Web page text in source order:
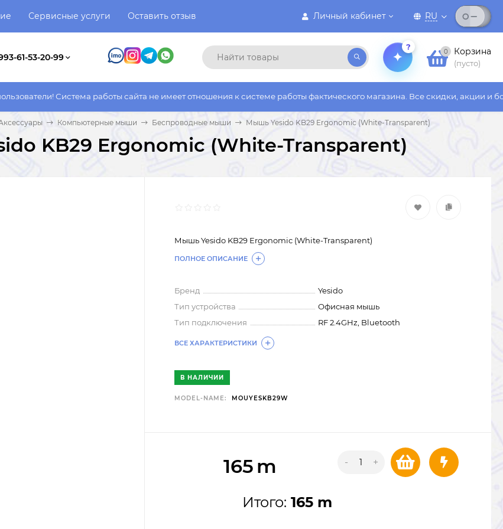
Личный кабинет RU
Сервисные услуги Оставить отзыв
61-53-20-99
?
0 Корзина
(пусто)
Система работы сайта не имеет отношения к системе работы фактического магазина. Все скидки, акции и бонусы
Компьютерные мыши Беспроводные мыши Мышь Yesido KB29 Ergonomic (White-Transparent)
KB29 Ergonomic (White-Transparent)
Мышь Yesido KB29 Ergonomic (White-Transparent)
ПОЛНОЕ ОПИСАНИЕ
Бренд
Yesido
Тип устройства
Офисная мышь
Тип подключения
RF 2.4GHz, Bluetooth
ВСЕ ХАРАКТЕРИСТИКИ
В НАЛИЧИИ
MODEL-NAME: MOUYESKB29W
165 m - +
Итого: 165 m